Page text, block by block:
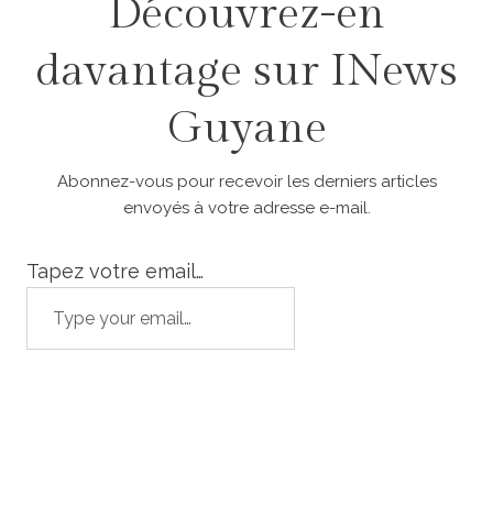
Découvrez-en
davantage sur INews
Guyane
Abonnez-vous pour recevoir les derniers articles
envoyés à votre adresse e-mail.
Tapez votre email…